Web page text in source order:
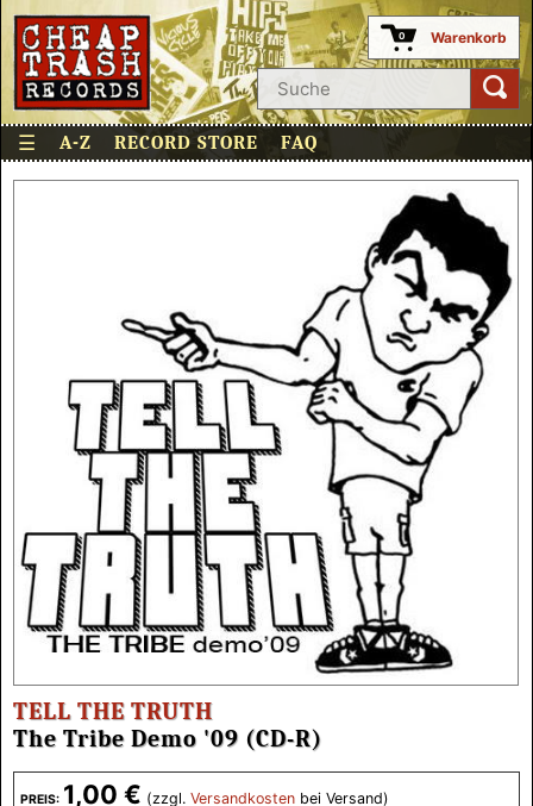
0 Warenkorb
☰ A-Z RECORD STORE FAQ
PREIS: 1,00 € (zzgl. Versandkosten bei Versand)
TELL THE TRUTH
The Tribe Demo '09 (CD-R)